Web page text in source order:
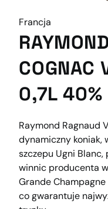
Francja
COGNAC
0,7L 40%
Raymond Ragnaud
dynamiczny koniak,
szczepu Ugni Blanc,
winnic producenta
Grande
co gwarantuje